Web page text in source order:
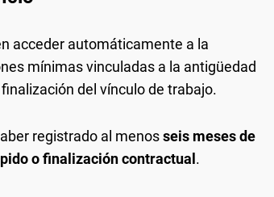
acceder automáticamente a la
mínimas vinculadas a la antigüedad
del vínculo de trabajo.
registrado al menosseis meses de
o finalización contractual.